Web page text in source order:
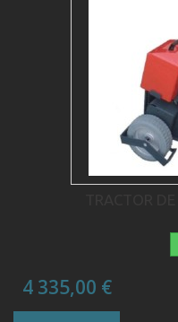
4 335,00 €